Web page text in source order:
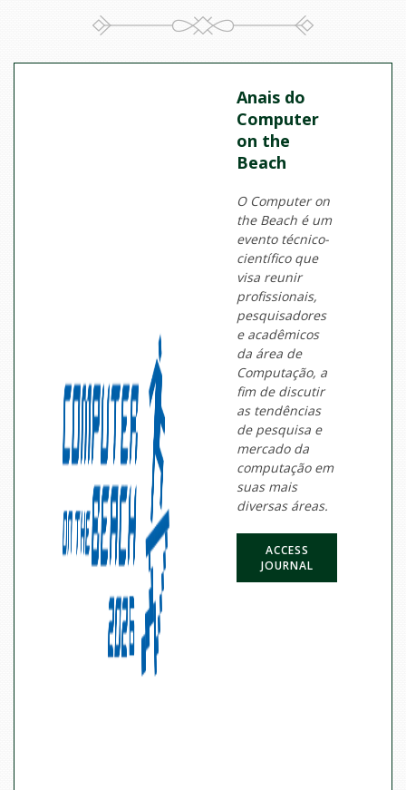
Anais do
Computer
on the
Beach
O Computer on
the Beach é um
evento técnico-
científico que
visa reunir
profissionais,
pesquisadores
e acadêmicos
da área de
Computação, a
fim de discutir
as tendências
de pesquisa e
mercado da
computação em
suas mais
diversas áreas.
ACCESS
JOURNAL